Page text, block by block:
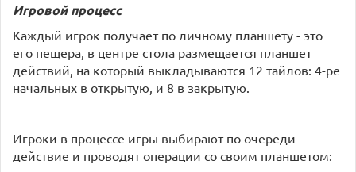
Игровой процесс
Каждый игрок получает по личному планшету - это
его пещера, в центре стола размещается планшет
действий, на который выкладываются 12 тайлов: 4-ре
начальных в открытую, и 8 в закрытую.
Игроки в процессе игры выбирают по очереди
действие и проводят операции со своим планшетом: